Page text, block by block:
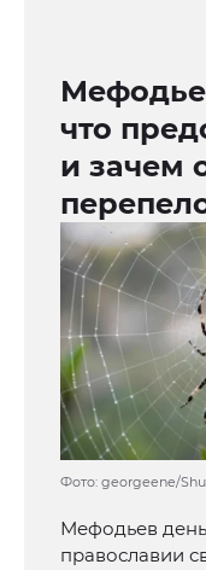
что
и зачем
Фото: georgeene/
Мефодьев
православии